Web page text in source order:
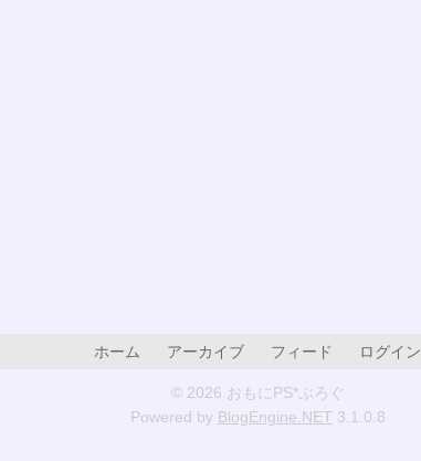
ホーム アーカイブ フィード ログイン
© 2026 おもにPS*ぶろぐ
Powered by BlogEngine.NET 3.1.0.8